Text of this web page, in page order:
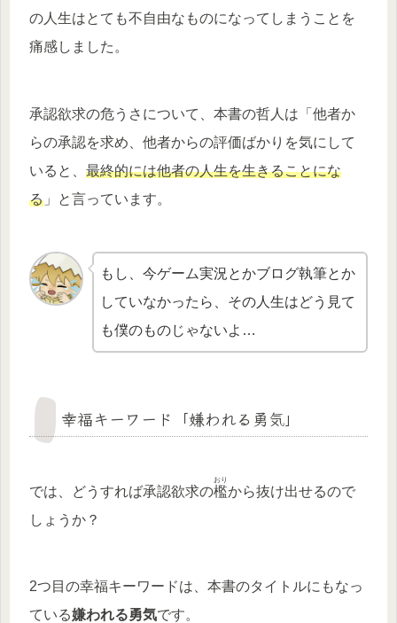
の人生はとても不自由なものになってしまうことを
痛感しました。
承認欲求の危うさについて、本書の哲人は「他者か
らの承認を求め、他者からの評価ばかりを気にして
いると、 最終的には他者の人生を生きることにな
る 」と言っています。
もし、今ゲーム実況とかブログ執筆とか
していなかったら、その人生はどう見て
も僕のものじゃないよ…
幸福キーワード「嫌われる勇気」
では、どうすれば承認欲求の檻
おり
から抜け出せるので
しょうか？
2つ目の幸福キーワードは、本書のタイトルにもなっ
ている嫌われる勇気です。